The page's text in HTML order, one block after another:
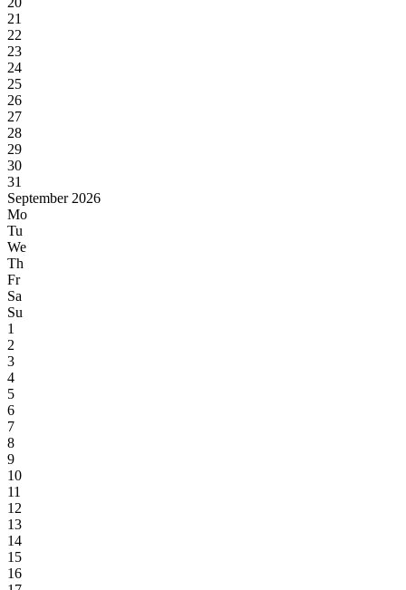
21
22
23
24
25
26
27
28
29
30
31
September 2026
Mo
Tu
We
Th
Fr
Sa
Su
1
2
3
4
5
6
7
8
9
10
11
12
13
14
15
16